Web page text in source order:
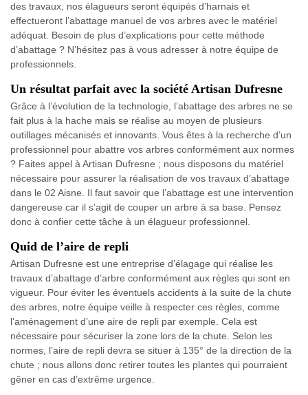
des travaux, nos élagueurs seront équipés d’harnais et
effectueront l’abattage manuel de vos arbres avec le matériel
adéquat. Besoin de plus d’explications pour cette méthode
d’abattage ? N’hésitez pas à vous adresser à notre équipe de
professionnels.
Un résultat parfait avec la société Artisan Dufresne
Grâce à l’évolution de la technologie, l’abattage des arbres ne se
fait plus à la hache mais se réalise au moyen de plusieurs
outillages mécanisés et innovants. Vous êtes à la recherche d’un
professionnel pour abattre vos arbres conformément aux normes
? Faites appel à Artisan Dufresne ; nous disposons du matériel
nécessaire pour assurer la réalisation de vos travaux d’abattage
dans le 02 Aisne. Il faut savoir que l’abattage est une intervention
dangereuse car il s’agit de couper un arbre à sa base. Pensez
donc à confier cette tâche à un élagueur professionnel.
Quid de l’aire de repli
Artisan Dufresne est une entreprise d’élagage qui réalise les
travaux d’abattage d’arbre conformément aux règles qui sont en
vigueur. Pour éviter les éventuels accidents à la suite de la chute
des arbres, notre équipe veille à respecter ces règles, comme
l’aménagement d’une aire de repli par exemple. Cela est
nécessaire pour sécuriser la zone lors de la chute. Selon les
normes, l’aire de repli devra se situer à 135° de la direction de la
chute ; nous allons donc retirer toutes les plantes qui pourraient
gêner en cas d’extrême urgence.